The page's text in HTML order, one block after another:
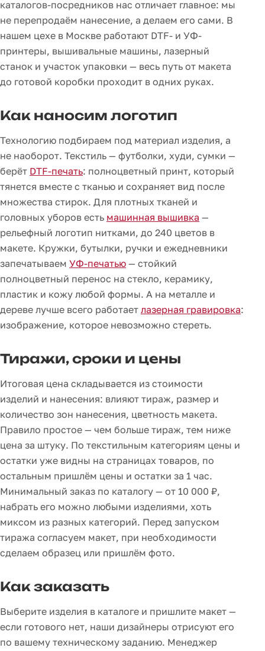
каталогов-посредников нас отличает главное: мы
не перепродаём нанесение, а делаем его сами. В
нашем цехе в Москве работают DTF- и УФ-
принтеры, вышивальные машины, лазерный
станок и участок упаковки — весь путь от макета
до готовой коробки проходит в одних руках.
Как наносим логотип
Технологию подбираем под материал изделия, а
не наоборот. Текстиль — футболки, худи, сумки —
берёт DTF-печать: полноцветный принт, который
тянется вместе с тканью и сохраняет вид после
множества стирок. Для плотных тканей и
головных уборов есть машинная вышивка —
рельефный логотип нитками, до 240 цветов в
макете. Кружки, бутылки, ручки и ежедневники
запечатываем УФ-печатью — стойкий
полноцветный перенос на стекло, керамику,
пластик и кожу любой формы. А на металле и
дереве лучше всего работает лазерная гравировка:
изображение, которое невозможно стереть.
Тиражи, сроки и цены
Итоговая цена складывается из стоимости
изделий и нанесения: влияют тираж, размер и
количество зон нанесения, цветность макета.
Правило простое — чем больше тираж, тем ниже
цена за штуку. По текстильным категориям цены и
остатки уже видны на страницах товаров, по
остальным пришлём цены и остатки за 1 час.
Минимальный заказ по каталогу — от 10 000 ₽,
набрать его можно любыми изделиями, хоть
миксом из разных категорий. Перед запуском
тиража согласуем макет, при необходимости
сделаем образец или пришлём фото.
Как заказать
Выберите изделия в каталоге и пришлите макет —
если готового нет, наши дизайнеры отрисуют его
по вашему техническому заданию. Менеджер